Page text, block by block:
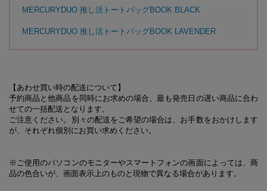
MERCURYDUO 推し活トートバッグBOOK BLACK
MERCURYDUO 推し活トートバッグBOOK LAVENDER
【あわせ買い時の配送について】
予約商品と他商品を同時にお求めの場合、最も発売日の遅い商品に合わ
せての一括配送となります。
ご注意ください。別々の配送をご希望の場合は、お手数をおかけします
が、それぞれ個別にお買い求めください。
※ご使用のパソコンのモニターやスマートフォンの画面によっては、商
品の色合いが、画面表示上のものと現物で異なる場合があります。